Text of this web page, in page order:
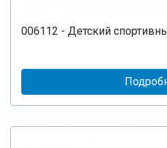
006112 - Детский